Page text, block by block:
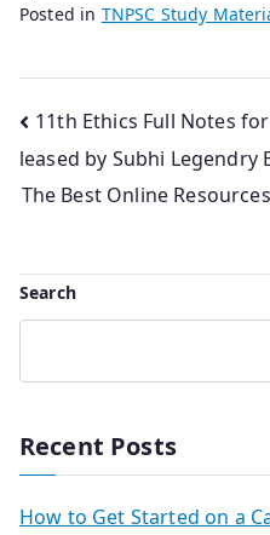
Posted in TNPSC Study
Post
navigation
11th Ethics Full Notes
leased by Subhi Legendry
The Best Online
Search
Recent Posts
How to Get Started on a